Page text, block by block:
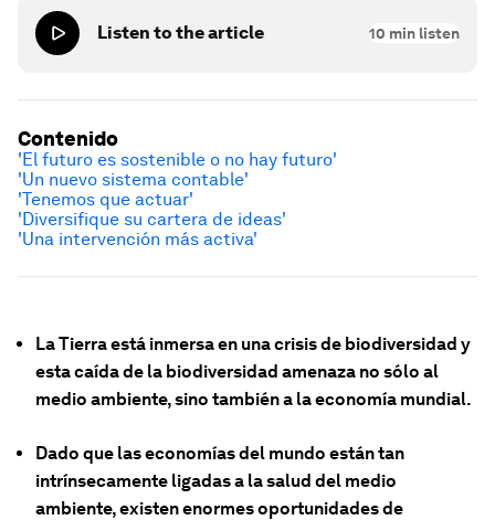
Listen to the article 10 min listen
La Tierra está inmersa en una crisis de biodiversidad y
esta caída de la biodiversidad amenaza no sólo al
medio ambiente, sino también a la economía mundial.
Dado que las economías del mundo están tan
intrínsecamente ligadas a la salud del medio
ambiente, existen enormes oportunidades de
Contenido
'El futuro es sostenible o no hay futuro'
'Un nuevo sistema contable'
'Tenemos que actuar'
'Diversifique su cartera de ideas'
'Una intervención más activa'